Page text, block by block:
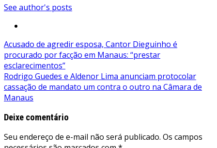
See author's posts
Navegação
de
Post
Acusado de agredir esposa, Cantor Dieguinho é
procurado por facção em Manaus: “prestar
esclarecimentos”
Rodrigo Guedes e Aldenor Lima anunciam protocolar
cassação de mandato um contra o outro na Câmara de
Manaus
Deixe comentário
Seu endereço de e-mail não será publicado. Os campos